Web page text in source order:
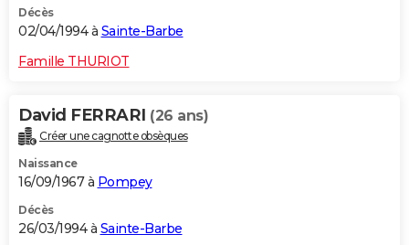
Décès
02/04/1994 à Sainte-Barbe
Famille THURIOT
David FERRARI (26 ans)
Créer une cagnotte obsèques
Naissance
16/09/1967 à Pompey
Décès
26/03/1994 à Sainte-Barbe